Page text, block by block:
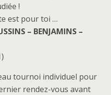
!
est pour toi …
– BENJAMINS –
tournoi individuel pour
rendez-vous avant